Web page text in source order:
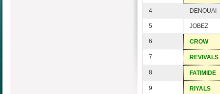
4 DENOUAI
5 JOBEZ
6 CROW
7 REVIVALS
8 FATIMIDE
9 RIYALS